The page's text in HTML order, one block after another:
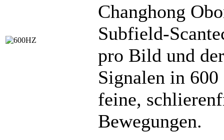
Changhong
Subfield-
pro Bild und
Signalen in
feine,
Bewegungen.